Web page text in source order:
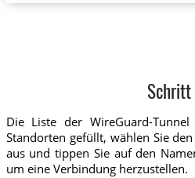
Schritt
Die Liste der WireGuard-
Standorten gefüllt, wählen Sie
aus und tippen Sie auf den
um eine Verbindung herzustellen.